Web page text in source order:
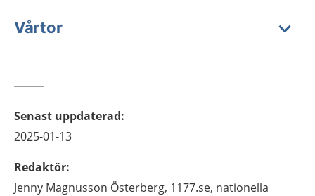
Vårtor
Senast uppdaterad:
2025-01-13
Redaktör:
Jenny Magnusson Österberg, 1177.se, nationella